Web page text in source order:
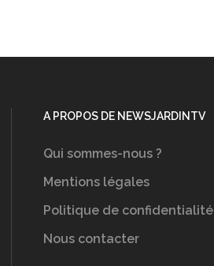
A PROPOS DE NEWSJARDINTV
Qui sommes-nous ?
Mentions légales
Politique de confidentialité
Nous contacter